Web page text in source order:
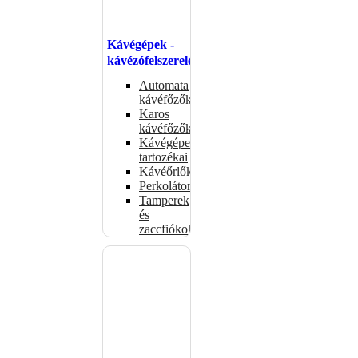
Kávégépek -
kávézófelszerelés
Automata
kávéfőzők
Karos
kávéfőzők
Kávégépek
tartozékai
Kávéőrlők
Perkolátorok
Tamperek
és
zaccfiókok